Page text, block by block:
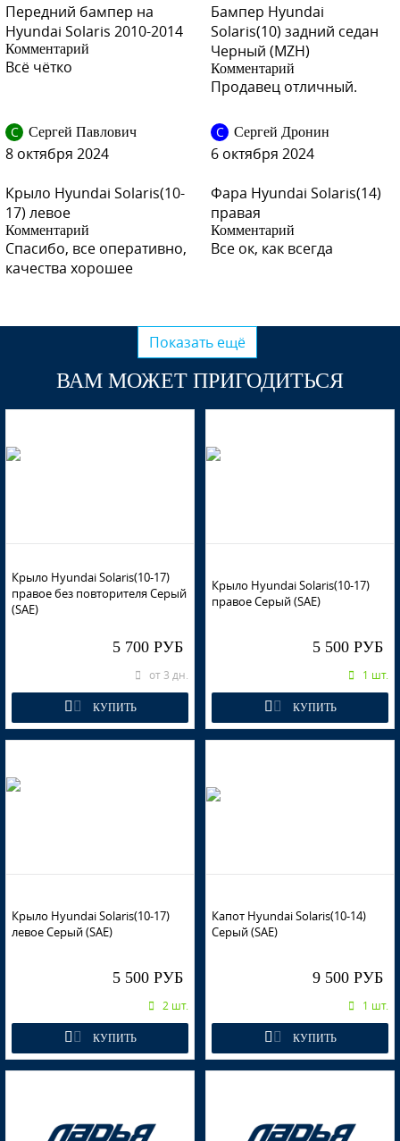
Передний бампер на
Hyundai Solaris 2010-2014
Комментарий
Всё чётко
Бампер Hyundai
Solaris(10) задний седан
Черный (MZH)
Комментарий
Продавец отличный.
С Сергей Павлович
8 октября 2024
Крыло Hyundai Solaris(10-
17) левое
Комментарий
Спасибо, все оперативно,
качества хорошее
С Сергей Дронин
6 октября 2024
Фара Hyundai Solaris(14)
правая
Комментарий
Все ок, как всегда
Показать ещё
ВАМ МОЖЕТ ПРИГОДИТЬСЯ
Крыло Hyundai Solaris(10-17)
правое без повторителя Серый
(SAE)
5 700 РУБ
от 3 дн.
КУПИТЬ
Крыло Hyundai Solaris(10-17)
правое Серый (SAE)
5 500 РУБ
1 шт.
КУПИТЬ
Крыло Hyundai Solaris(10-17)
левое Серый (SAE)
5 500 РУБ
2 шт.
КУПИТЬ
Капот Hyundai Solaris(10-14)
Серый (SAE)
9 500 РУБ
1 шт.
КУПИТЬ